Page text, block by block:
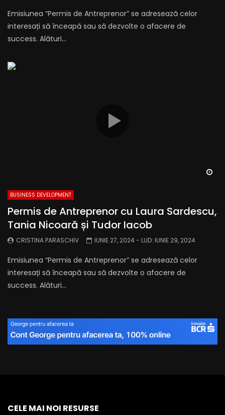
Emisiunea “Permis de Antreprenor” se adresează celor
interesați să înceapă sau să dezvolte o afacere de
success. Alături...
BUSINESS DEVELOPMENT
Permis de Antreprenor cu Laura Sardescu,
Tania Nicoară și Tudor Iacob
CRISTINA PARASCHIV IUNIE 27, 2024- LUD: IUNIE 29, 2024
Emisiunea “Permis de Antreprenor” se adresează celor
interesați să înceapă sau să dezvolte o afacere de
success. Alături...
CELE MAI NOI RESURSE